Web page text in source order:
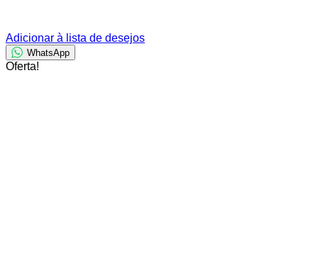
Adicionar à lista de desejos
WhatsApp
Oferta!